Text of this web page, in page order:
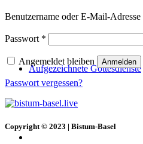
Aufgezeichnete Gottesdienste
Benutzername oder E-Mail-Adresse
Passwort *
Angemeldet bleiben Anmelden
Passwort vergessen?
Copyright © 2023 | Bistum-Basel